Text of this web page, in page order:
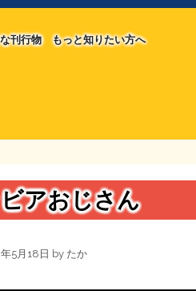
刊行物 もっと知りたい方へ
たかの経世済民イラスト集
アおじさん
5月18日 by たか